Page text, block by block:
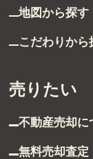
地図から探す
こだわりから
売りたい
不動産売却に
無料売却査定
グループ案内
お客様ストー
スタッフスト